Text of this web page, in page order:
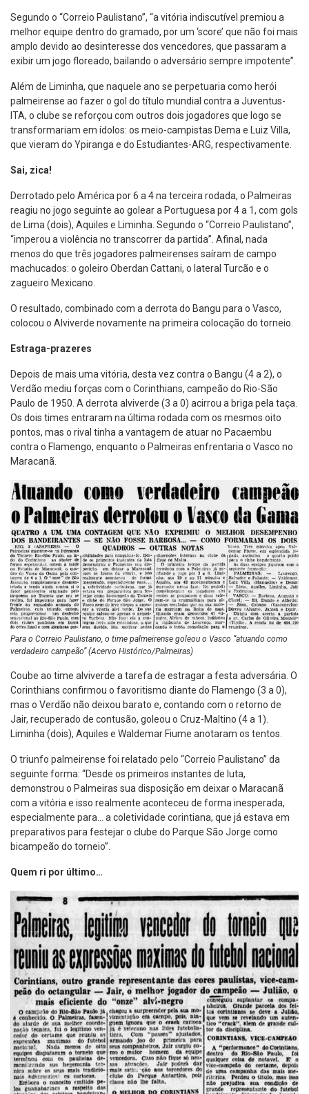
Segundo o “Correio Paulistano”, “a vitória indiscutível premiou a
melhor equipe dentro do gramado, por um ‘score’ que não foi mais
amplo devido ao desinteresse dos vencedores, que passaram a
exibir um jogo floreado, bailando o adversário sempre impotente”.
Além de Liminha, que naquele ano se perpetuaria como herói
palmeirense ao fazer o gol do título mundial contra a Juventus-
ITA, o clube se reforçou com outros dois jogadores que logo se
transformariam em ídolos: os meio-campistas Dema e Luiz Villa,
que vieram do Ypiranga e do Estudiantes-ARG, respectivamente.
Sai, zica!
Derrotado pelo América por 6 a 4 na terceira rodada, o Palmeiras
reagiu no jogo seguinte ao golear a Portuguesa por 4 a 1, com gols
de Lima (dois), Aquiles e Liminha. Segundo o “Correio Paulistano”,
“imperou a violência no transcorrer da partida”. Afinal, nada
menos do que três jogadores palmeirenses saíram de campo
machucados: o goleiro Oberdan Cattani, o lateral Turcão e o
zagueiro Mexicano.
O resultado, combinado com a derrota do Bangu para o Vasco,
colocou o Alviverde novamente na primeira colocação do torneio.
Estraga-prazeres
Depois de mais uma vitória, desta vez contra o Bangu (4 a 2), o
Verdão mediu forças com o Corinthians, campeão do Rio-São
Paulo de 1950. A derrota alviverde (3 a 0) acirrou a briga pela taça.
Os dois times entraram na última rodada com os mesmos oito
pontos, mas o rival tinha a vantagem de atuar no Pacaembu
contra o Flamengo, enquanto o Palmeiras enfrentaria o Vasco no
Maracanã.
Para o Correio Paulistano, o time palmeirense goleou o Vasco “atuando como
verdadeiro campeão” (Acervo Histórico/Palmeiras)
Coube ao time alviverde a tarefa de estragar a festa adversária. O
Corinthians confirmou o favoritismo diante do Flamengo (3 a 0),
mas o Verdão não deixou barato e, contando com o retorno de
Jair, recuperado de contusão, goleou o Cruz-Maltino (4 a 1).
Liminha (dois), Aquiles e Waldemar Fiume anotaram os tentos.
O triunfo palmeirense foi relatado pelo “Correio Paulistano” da
seguinte forma: “Desde os primeiros instantes de luta,
demonstrou o Palmeiras sua disposição em deixar o Maracanã
com a vitória e isso realmente aconteceu de forma inesperada,
especialmente para… a coletividade corintiana, que já estava em
preparativos para festejar o clube do Parque São Jorge como
bicampeão do torneio”.
Quem ri por último…